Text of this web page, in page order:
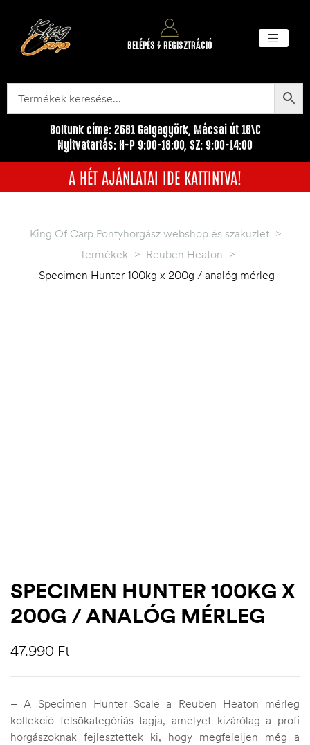
BELÉPÉS / REGISZTRÁCIÓ
Boltunk címe: 2681 Galgagyörk, Mácsai út 18\C
Nyitvatartás: H-P 9:00-18:00, SZ: 9:00-14:00
A HÉT AJÁNLATAI IDE KATTINTVA!
King Of Carp Pontyhorgász webshop és szaküzlet >
Termékek > Reuben Heaton >
Specimen Hunter 100kg x 200g / analóg mérleg
SPECIMEN HUNTER 100KG X
200G / ANALÓG MÉRLEG
47.990 Ft
– A Specimen Hunter Scale a Reuben Heaton mérleg
kollekció felsõkategóriás tagja, amelyet kizárólag a profi
horgászoknak fejlesztettek ki, hogy megfeleljen még a